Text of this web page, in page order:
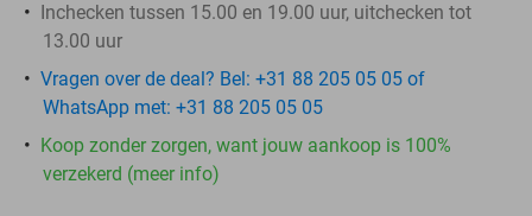
Inchecken tussen 15.00 en 19.00 uur, uitchecken tot
13.00 uur
Vragen over de deal? Bel: +31 88 205 05 05 of
WhatsApp met: +31 88 205 05 05
Koop zonder zorgen, want jouw aankoop is 100%
verzekerd (meer info)